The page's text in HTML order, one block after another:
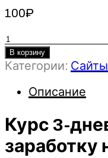
100₽
Количество
товара
Курс
дневного
заработку
на
Тик-
В корзину
Категории: Сайты
Описание
Курс 3-
заработку